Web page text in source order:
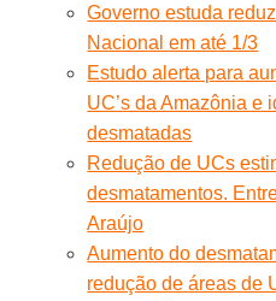
Governo estuda
Nacional em até 1/3
Estudo alerta para
UC’s da Amazônia e
desmatadas
Redução de UCs
desmatamentos.
Araújo
Aumento do
redução de áreas de